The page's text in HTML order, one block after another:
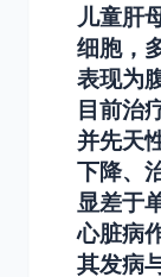
儿童肝
细胞，
表现为
目前治
并先天
下降、
显差于
心脏病
其发病